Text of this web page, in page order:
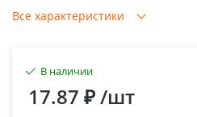
Все характеристики
В наличии
17.87 ₽/шт